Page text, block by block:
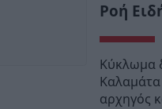
Ροή
Κύκλωμα
αρχηγός